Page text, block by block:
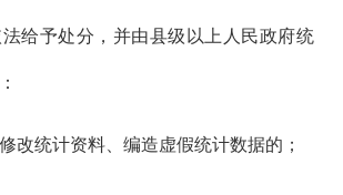
给予处分，并由县级以上人民政府统
统计资料、编造虚假统计数据的；